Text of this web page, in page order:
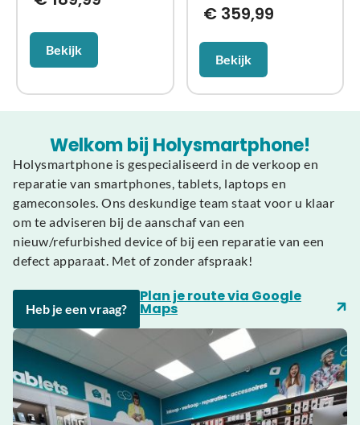
Bekijk
€ 359,99
Bekijk
Welkom bij Holysmartphone!
Holysmartphone is gespecialiseerd in de verkoop en
reparatie van smartphones, tablets, laptops en
gameconsoles. Ons deskundige team staat voor u klaar
om te adviseren bij de aanschaf van een
nieuw/refurbished device of bij een reparatie van een
defect apparaat. Met of zonder afspraak!
Heb je een vraag?
Plan je route via Google
Maps